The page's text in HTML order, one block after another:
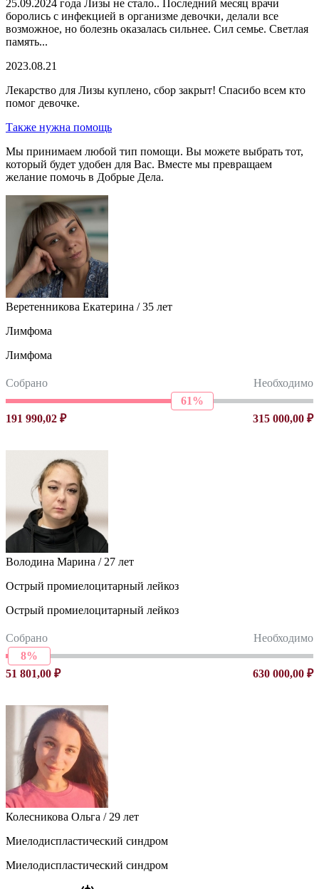
25.09.2024 года Лизы не стало.. Последний месяц врачи
боролись с инфекцией в организме девочки, делали все
возможное, но болезнь оказалась сильнее. Сил семье. Светлая
память...
2023.08.21
Лекарство для Лизы куплено, сбор закрыт! Спасибо всем кто
помог девочке.
Также нужна помощь
Мы принимаем любой тип помощи. Вы можете выбрать тот,
который будет удобен для Вас. Вместе мы превращаем
желание помочь в Добрые Дела.
Веретенникова Екатерина / 35 лет
Лимфома
Лимфома
Собрано
Необходимо
61%
191 990,02 ₽
315 000,00 ₽
Володина Марина / 27 лет
Острый промиелоцитарный лейкоз
Острый промиелоцитарный лейкоз
Собрано
Необходимо
8%
51 801,00 ₽
630 000,00 ₽
Колесникова Ольга / 29 лет
Миелодиспластический синдром
Миелодиспластический синдром